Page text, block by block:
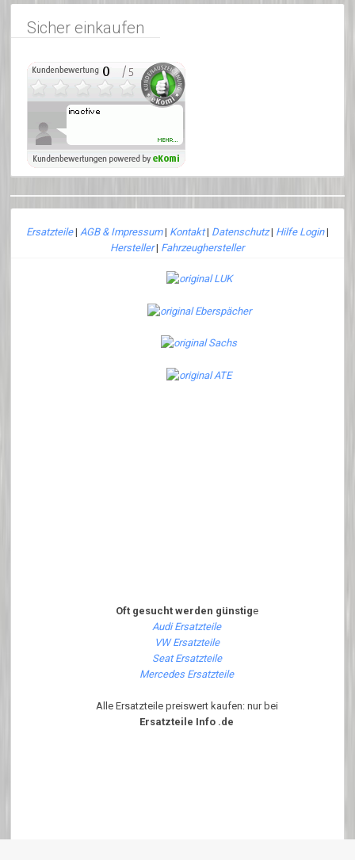
Sicher einkaufen
Ersatzteile| AGB & Impressum| Kontakt| Datenschutz| Hilfe Login|
Hersteller| Fahrzeughersteller
Oft gesucht werden günstige
Audi Ersatzteile
VW Ersatzteile
Seat Ersatzteile
Mercedes Ersatzteile
Alle Ersatzteile preiswert kaufen: nur bei
Ersatzteile Info .de